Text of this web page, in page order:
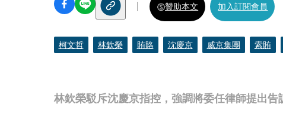
林欽榮駁斥沈慶京指控，強調將委任律師提出告
贊助本文 加入訂閱會員
柯文哲 林欽榮 賄賂 沈慶京 威京集團 索賄